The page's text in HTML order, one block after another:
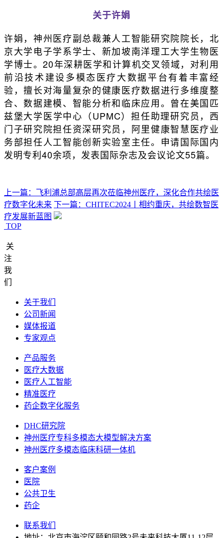
关于许娟
许娟，神州医疗副总裁兼人工智能研究院院长，北
京大学电子学系学士、新加坡南洋理工大学生物医
学博士。20年深耕医学和计算机交叉领域，对利用
前沿技术建设多模态医疗大数据平台有着丰富经
验，擅长对海量复杂的健康医疗数据进行多维度整
合、数据建模、智能分析和临床应用。曾在美国匹
兹堡大学医学中心（UPMC）担任助理研究员，西
门子研究院担任资深研究员，阿里健康智慧医疗业
务部担任人工智能创新实验室主任。申请国际国内
发明专利40余项，发表国际杂志及会议论文55篇。
上一篇：飞利浦总部高层再次莅临神州医疗，深化合作共绘医
疗数字化未来 下一篇：CHITEC2024丨相约重庆，共绘数智医
疗发展新蓝图
TOP
关
注
我
们
关于我们
公司新闻
媒体报道
专家观点
产品服务
医疗大数据
医疗人工智能
精准医疗
药企数字化服务
DHC研究院
神州医疗专科多模态大模型解决方案
神州医疗多模态临床科研一体机
客户案例
医院
公共卫生
药企
联系我们